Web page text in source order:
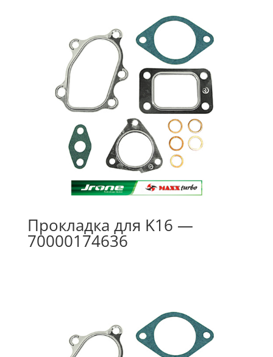
Прокладка для K16 —
70000174636